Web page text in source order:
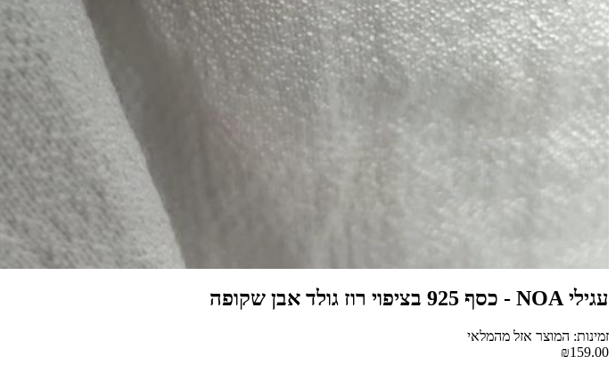
עגילי NOA - כסף 925 בציפוי רוז גולד אבן שקופה
זמינות: המוצר אזל מהמלאי
₪159.00